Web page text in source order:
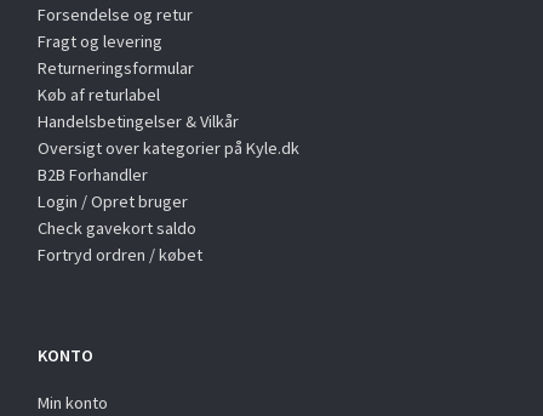
Forsendelse og retur
Fragt og levering
Returneringsformular
Køb af returlabel
Handelsbetingelser & Vilkår
Oversigt over kategorier på Kyle.dk
B2B Forhandler
Login / Opret bruger
Check gavekort saldo
Fortryd ordren / købet
KONTO
Min konto